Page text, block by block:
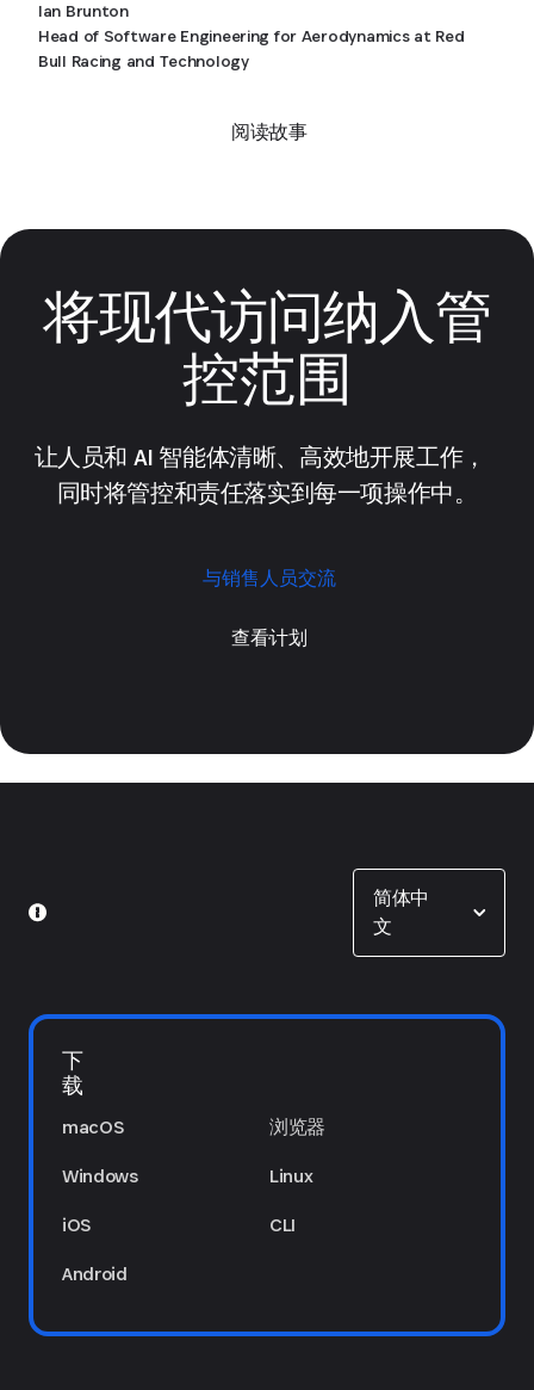
Ian Brunton
Head of Software Engineering for Aerodynamics at Red
Bull Racing and Technology
阅读故事
将现代访问纳入管
控范围
让人员和 AI 智能体清晰、高效地开展工作，
同时将管控和责任落实到每一项操作中。
与销售人员交流
查看计划
简体中
文
Show options
下
载
macOS
Windows
iOS
Android
浏览器
Linux
CLI